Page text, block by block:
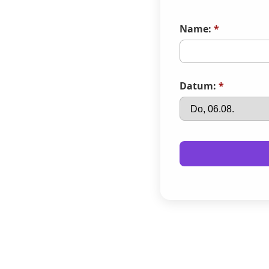
Name: *
Datum: *